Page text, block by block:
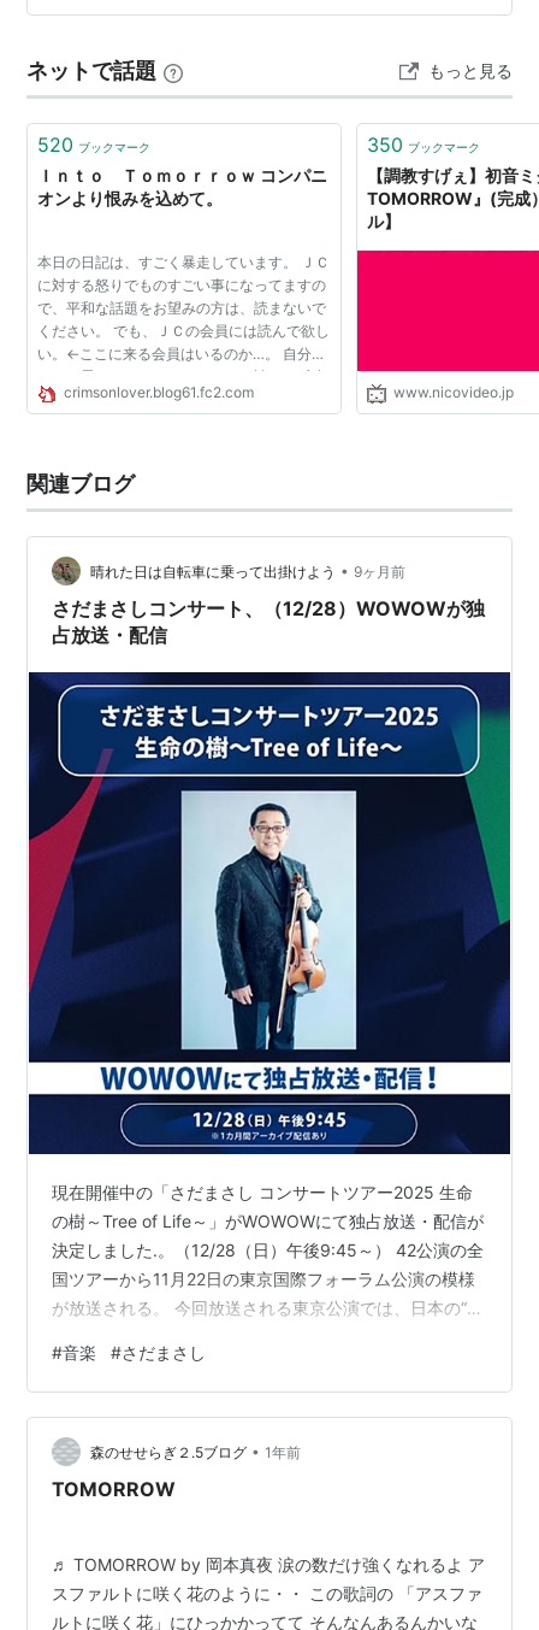
「AI」が作り上げた動画がいくつかあったので、それら
井泉水かと言われるとちょっと無理があると感じるもの
も含まれているのではないだ…
ネットで話題 もっと見る
520 ブックマーク
Ｉｎｔｏ Ｔｏｍｏｒｒｏｗ コンパニ
オンより恨みを込めて。
本日の日記は、すごく暴走しています。 ＪＣ
に対する怒りでものすごい事になってますの
で、平和な話題をお望みの方は、読まないで
ください。 でも、ＪＣの会員には読んで欲し
い。←ここに来る会員はいるのか…。 自分達
がどう思われてるのか、じっくり読んで反省
していただきたいと思います。 本人達に抗議
crimsonlover.blog61.fc2.com
350 ブックマーク
【調教すげぇ】初音
TOMORROW』(完成
ル】
www.nicovideo.jp
関連ブログ
晴れた日は自転車に乗って出掛けよう • 9ヶ月前
さだまさしコンサート、（12/28）WOWOWが独
占放送・配信
現在開催中の「さだまさし コンサートツアー2025 生命
の樹～Tree of Life～」がWOWOWにて独占放送・配信が
決定しました.。（12/28（日）午後9:45～） 42公演の全
国ツアーから11月22日の東京国際フォーラム公演の模様
が放送される。 今回放送される東京公演では、日本の“四
れており、「精霊流し」「案山子」といった代表曲に加
え、最新アルバム収録曲「Tomorrow」なども披露される
予定。 「Tomorrow」は、さだまさしが2025年５月14日
に発表した新曲で、アルバム『生命の樹』に収録されて
いる楽曲。（作詞・作曲：さだまさ…
#音楽 #さだまさし
森のせせらぎ２.5ブログ • 1年前
TOMORROW
♬ TOMORROW by 岡本真夜 涙の数だけ強くなれるよ ア
スファルトに咲く花のように・・ この歌詞の 「アスファ
ルトに咲く花」にひっかかってて そんなんあるんかいな